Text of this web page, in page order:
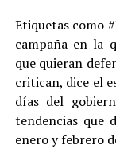
Etiquetas como
campaña en la
que quieran
critican, dice el
días del
tendencias que
enero y febrero